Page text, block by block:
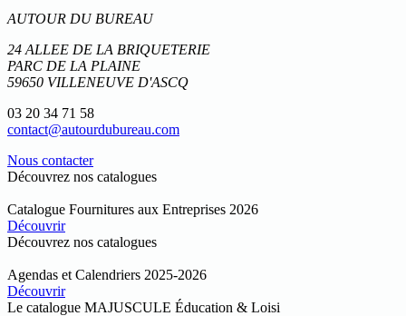
AUTOUR DU BUREAU
24 ALLEE DE LA BRIQUETERIE
PARC DE LA PLAINE
59650 VILLENEUVE D'ASCQ
03 20 34 71 58
contact@autourdubureau.com
Nous contacter
Découvrez nos catalogues
Catalogue Fournitures aux Entreprises 2026
Découvrir
Découvrez nos catalogues
Agendas et Calendriers 2025-2026
Découvrir
Le catalogue MAJUSCULE Éducation & Loisi